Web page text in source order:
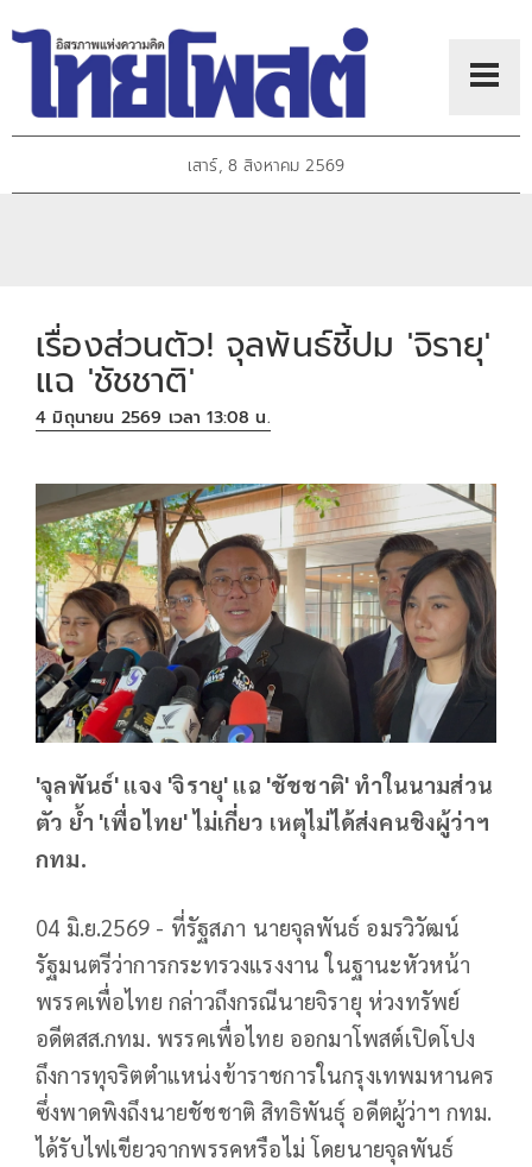
เสาร์, 8 สิงหาคม 2569
เรื่องส่วนตัว! จุลพันธ์ชี้ปม 'จิรายุ'
แฉ 'ชัชชาติ'
4 มิถุนายน 2569 เวลา 13:08 น.
'จุลพันธ์' แจง 'จิรายุ' แฉ 'ชัชชาติ' ทำในนามส่วน
ตัว ย้ำ 'เพื่อไทย' ไม่เกี่ยว เหตุไม่ได้ส่งคนชิงผู้ว่าฯ
กทม.
04 มิ.ย.2569 - ที่รัฐสภา นายจุลพันธ์ อมรวิวัฒน์
รัฐมนตรีว่าการกระทรวงแรงงาน ในฐานะหัวหน้า
พรรคเพื่อไทย กล่าวถึงกรณีนายจิรายุ ห่วงทรัพย์
อดีตสส.กทม. พรรคเพื่อไทย ออกมาโพสต์เปิดโปง
ถึงการทุจริตตำแหน่งข้าราชการในกรุงเทพมหานคร
ซึ่งพาดพิงถึงนายชัชชาติ สิทธิพันธุ์ อดีตผู้ว่าฯ กทม.
ได้รับไฟเขียวจากพรรคหรือไม่ โดยนายจุลพันธ์